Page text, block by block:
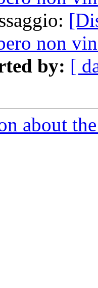
non
by: [
about